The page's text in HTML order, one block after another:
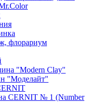
флорариум
"Modern Clay"
"Моделайт"
CERNIT № 1 (Number